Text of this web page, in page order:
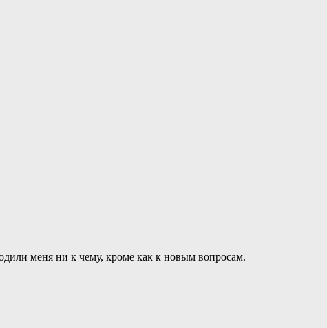
меня ни к чему, кроме как к новым вопросам.